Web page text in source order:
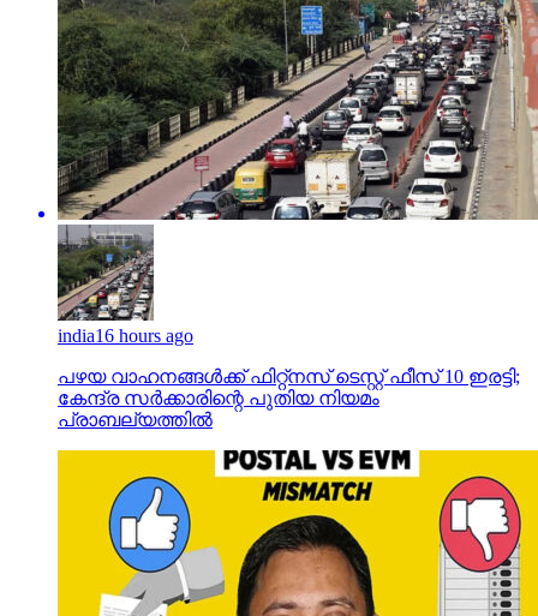
india16 hours ago
പഴയ വാഹനങ്ങള്‍ക്ക് ഫിറ്റ്‌നസ് ടെസ്റ്റ് ഫീസ് 10 ഇരട്ടി;
കേന്ദ്ര സര്‍ക്കാരിന്റെ പുതിയ നിയമം
പ്രാബല്യത്തില്‍